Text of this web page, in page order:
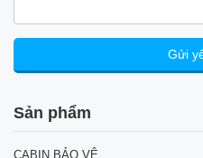
Sản phẩm
CABIN BẢO VỆ